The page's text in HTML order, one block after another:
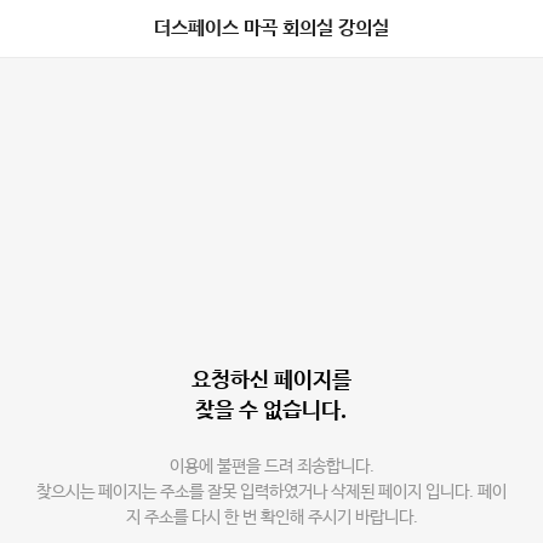
더스페이스 마곡 회의실 강의실
요청하신 페이지를
찾을 수 없습니다.
이용에 불편을 드려 죄송합니다.
찾으시는 페이지는 주소를 잘못 입력하였거나 삭제된 페이지 입니다. 페이
지 주소를 다시 한 번 확인해 주시기 바랍니다.